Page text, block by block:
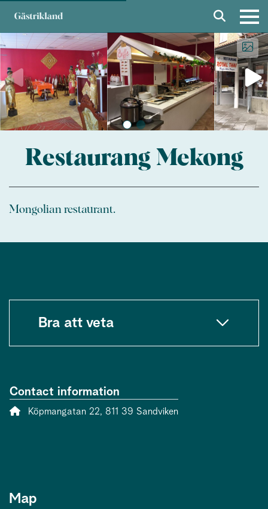
Restaurang Mekong
Mongolian restaurant.
Bra att veta
Contact information
Address:
Köpmangatan 22, 811 39 Sandviken
Map